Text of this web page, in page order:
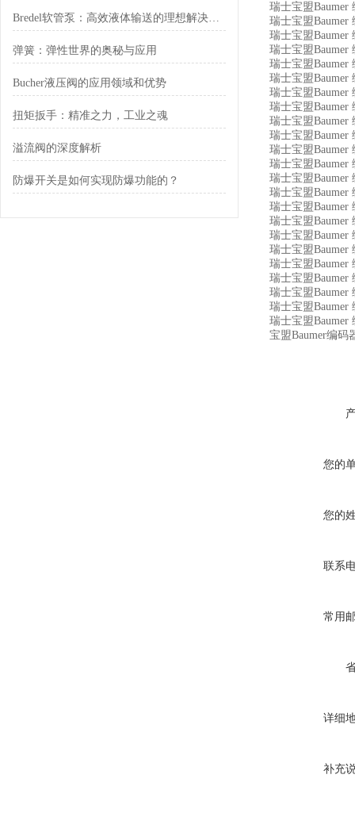
Bredel软管泵：高效液体输送的理想解决方案
弹簧：弹性世界的奥秘与应用
Bucher液压阀的应用领域和优势
扭矩扳手：精准之力，工业之魂
溢流阀的深度解析
防爆开关是如何实现防爆功能的？
瑞士宝盟Baumer
瑞士宝盟Baumer
瑞士宝盟Baumer
瑞士宝盟Baumer
瑞士宝盟Baumer
瑞士宝盟Baumer
瑞士宝盟Baumer
瑞士宝盟Baumer
瑞士宝盟Baumer
瑞士宝盟Baumer
瑞士宝盟Baumer
瑞士宝盟Baumer
瑞士宝盟Baumer
瑞士宝盟Baumer
瑞士宝盟Baumer
瑞士宝盟Baumer
瑞士宝盟Baumer
瑞士宝盟Baumer
瑞士宝盟Baumer
瑞士宝盟Baumer
瑞士宝盟Baumer
瑞士宝盟Baumer
瑞士宝盟Baumer
宝盟Baumer编码
您的
您的
联系
常用
详细
补充